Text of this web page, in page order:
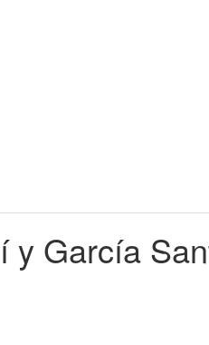
y García